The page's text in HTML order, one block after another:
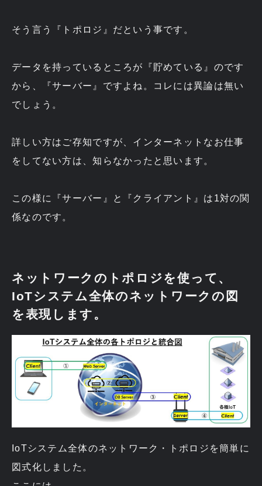
そう言う『トポロジ』だという事です。
データを持っているところが『貯めている』のです
から、『サーバー』ですよね。コレには異論は無い
でしょう。
詳しい方はご存知ですが、インターネットなお仕事
をしてない方は、知らなかったと思います。
この様に『サーバー』と『クライアント』は1対の関
係なのです。
ネットワークのトポロジを使って、
IoTシステム全体のネットワークの図
を表現します。
IoTシステム全体のネットワーク・トポロジを簡単に
図式化しました。